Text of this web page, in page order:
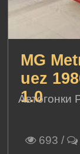
MG
uez
1.0
Автогонки
693 /